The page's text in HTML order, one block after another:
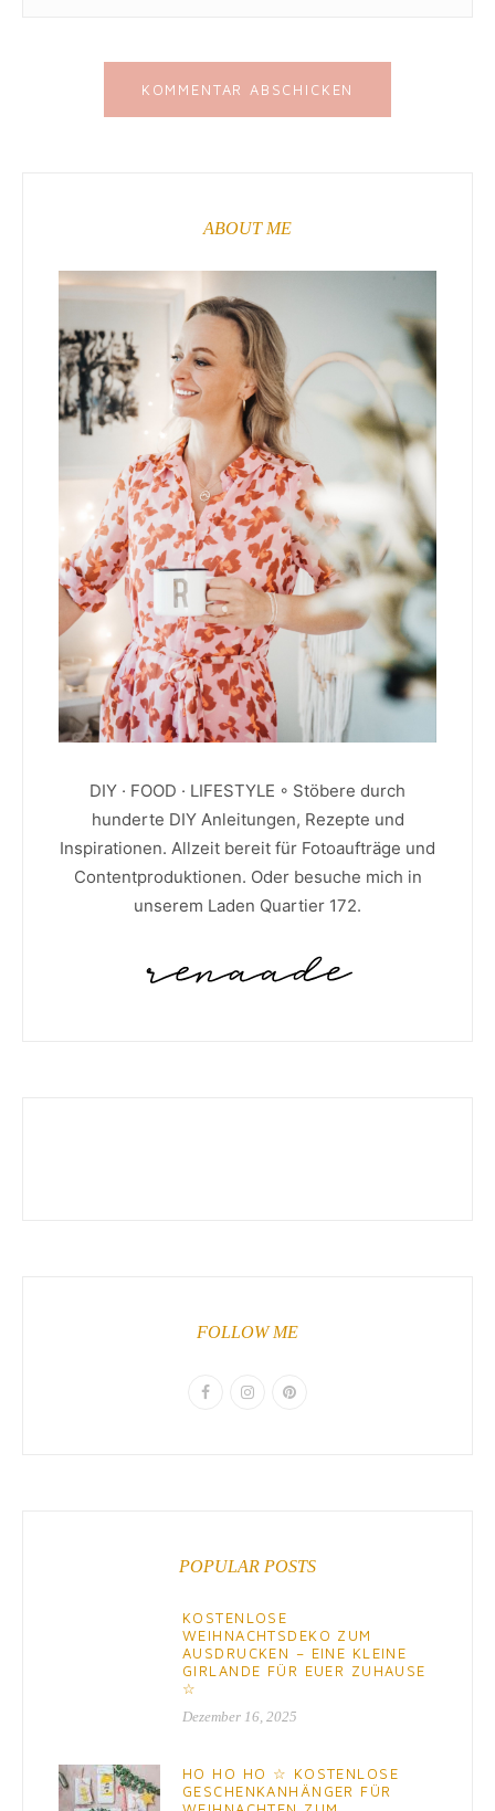
ABOUT ME
DIY · FOOD · LIFESTYLE ◦ Stöbere durch
hunderte DIY Anleitungen, Rezepte und
Inspirationen. Allzeit bereit für Fotoaufträge und
Contentproduktionen. Oder besuche mich in
unserem Laden Quartier 172.
FOLLOW ME
POPULAR POSTS
KOSTENLOSE
WEIHNACHTSDEKO ZUM
AUSDRUCKEN – EINE KLEINE
GIRLANDE FÜR EUER ZUHAUSE
☆
Dezember 16, 2025
HO HO HO ☆ KOSTENLOSE
GESCHENKANHÄNGER FÜR